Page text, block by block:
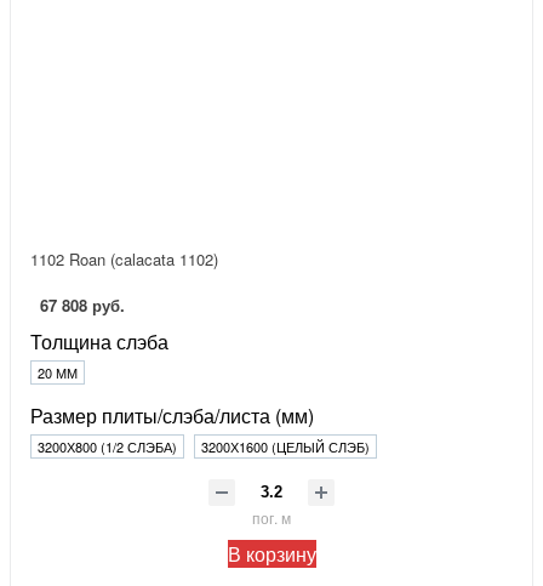
1102 Roan (calacata 1102)
67 808 руб.
Толщина слэба
20 ММ
Размер плиты/слэба/листа (мм)
3200Х800 (1/2 СЛЭБА) 3200Х1600 (ЦЕЛЫЙ СЛЭБ)
пог. м
В корзину